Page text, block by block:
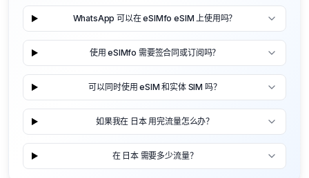
WhatsApp 可以在 eSIMfo eSIM 上使用吗？
使用 eSIMfo 需要签合同或订阅吗？
可以同时使用 eSIM 和实体 SIM 吗？
如果我在 日本 用完流量怎么办？
在 日本 需要多少流量？